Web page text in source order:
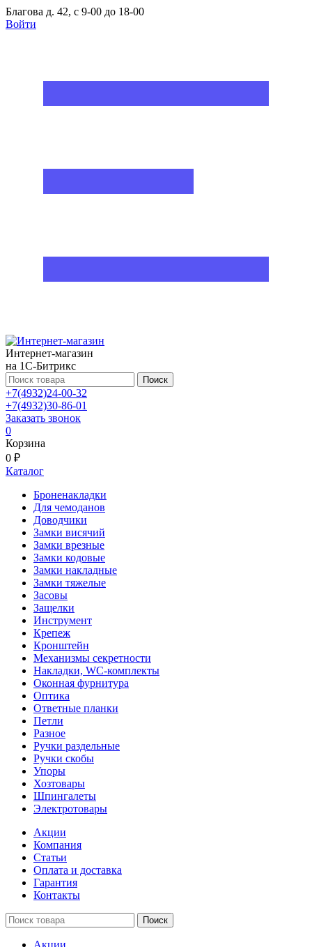
Благова д. 42, с 9-00 до 18-00
Войти
Интернет-магазин
на 1С-Битрикс
Поиск
+7(4932)24-00-32
+7(4932)30-86-01
Заказать звонок
0
Корзина
0 ₽
Каталог
Броненакладки
Для чемоданов
Доводчики
Замки висячий
Замки врезные
Замки кодовые
Замки накладные
Замки тяжелые
Засовы
Защелки
Инструмент
Крепеж
Кронштейн
Механизмы секретности
Накладки, WC-комплекты
Оконная фурнитура
Оптика
Ответные планки
Петли
Разное
Ручки раздельные
Ручки скобы
Упоры
Хозтовары
Шпингалеты
Электротовары
Акции
Компания
Статьи
Оплата и доставка
Гарантия
Контакты
Поиск
Акции